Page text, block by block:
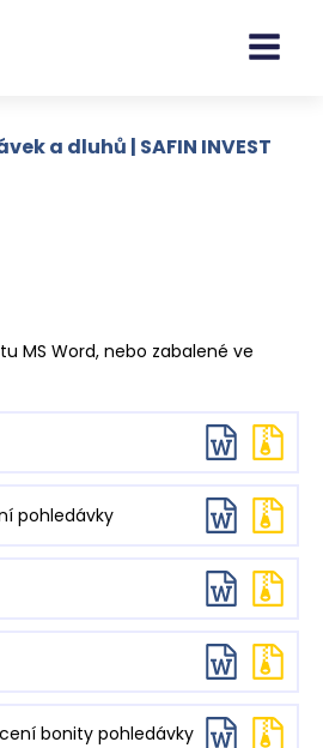
a dluhů | SAFIN INVEST
MS Word, nebo zabalené ve
pohledávky
bonity pohledávky